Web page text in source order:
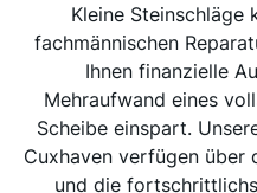
Kleine Steinschläge
fachmännischen
Ihnen finanzielle
Mehraufwand eines
Scheibe einspart.
Cuxhaven verfügen
und die